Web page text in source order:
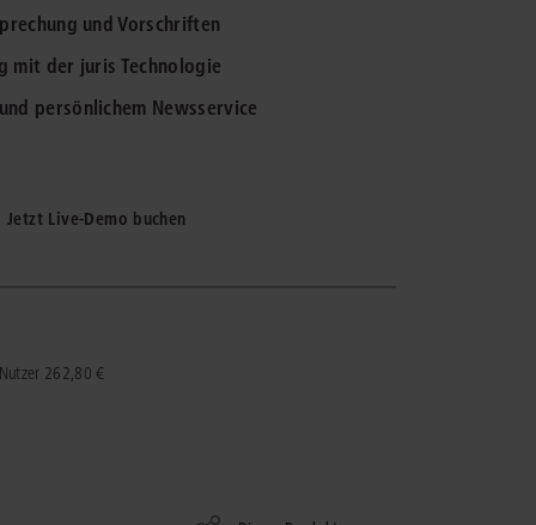
AKADEMIE
und zertifiziert: Online-
und Vorschriften
mit der juris Technologie
persönlichem Newsservice
262,80 €
Jetzt Live-Demo buchen